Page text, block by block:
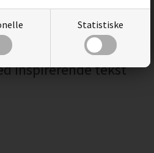
Statistiske
inspirerende tekst